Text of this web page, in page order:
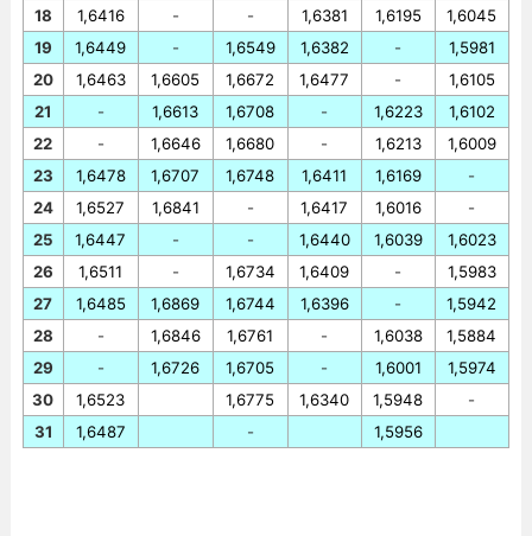
18
19
20
21
22
23
24
25
26
27
28
29
30
31
1,6416
1,6449
1,6463
-
-
1,6478
1,6527
1,6447
1,6511
1,6485
-
-
1,6523
1,6487
-
-
1,6605
1,6613
1,6646
1,6707
1,6841
-
-
1,6869
1,6846
1,6726
-
1,6549
1,6672
1,6708
1,6680
1,6748
-
-
1,6734
1,6744
1,6761
1,6705
1,6775
-
1,6381
1,6382
1,6477
-
-
1,6411
1,6417
1,6440
1,6409
1,6396
-
-
1,6340
1,6195
-
-
1,6223
1,6213
1,6169
1,6016
1,6039
-
-
1,6038
1,6001
1,5948
1,5956
1,6045
1,5981
1,6105
1,6102
1,6009
-
-
1,6023
1,5983
1,5942
1,5884
1,5974
-